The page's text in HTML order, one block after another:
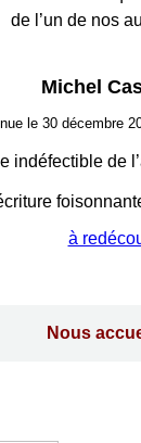
de l’un de nos
Michel
le 30 décembre
indéfectible de
à
Nous